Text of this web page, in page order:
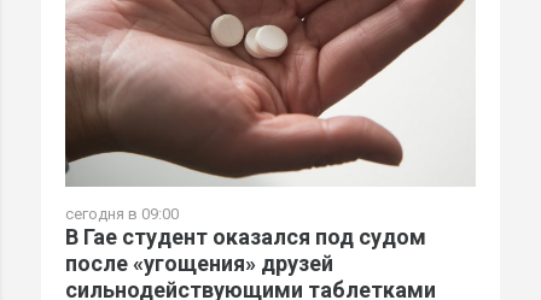
сегодня в 09:00
В Гае студент оказался под судом
после «угощения» друзей
сильнодействующими таблетками